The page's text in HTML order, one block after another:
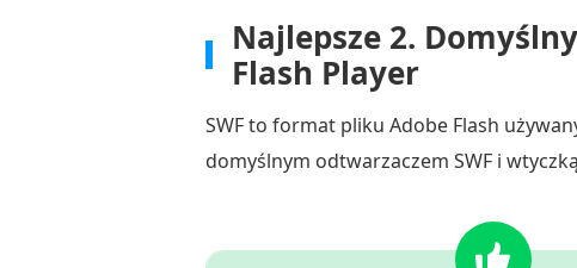
Najlepsze 2.
Flash Player
SWF to format pliku Adobe Flash
domyślnym odtwarzaczem SWF i